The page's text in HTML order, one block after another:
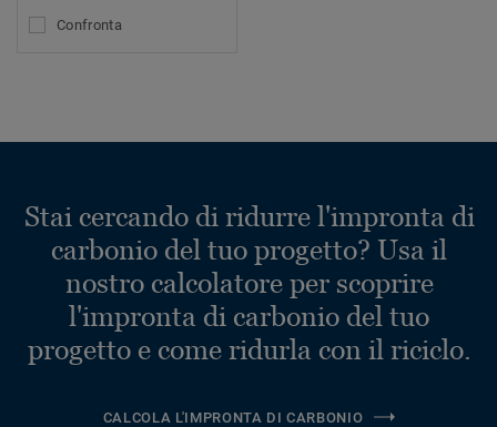
Confronta
Stai cercando di ridurre l'impronta di
carbonio del tuo progetto? Usa il
nostro calcolatore per scoprire
l'impronta di carbonio del tuo
progetto e come ridurla con il riciclo.
CALCOLA L'IMPRONTA DI CARBONIO